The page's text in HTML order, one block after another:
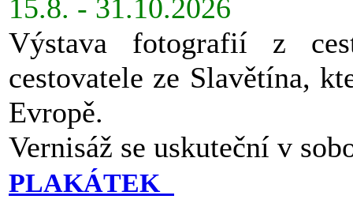
15.8. - 31.10.2026
Výstava fotografií z
cestovatele ze Slavětína,
Evropě.
Vernisáž se uskuteční v
PLAKÁTEK